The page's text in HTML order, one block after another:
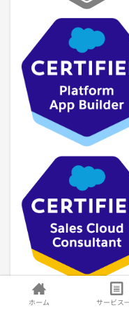
ホーム サービス